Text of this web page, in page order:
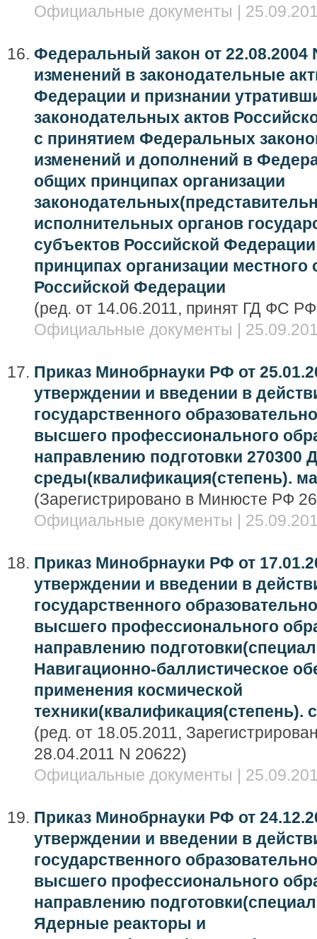
Официальные документы |
Федеральный закон от
изменений в законодательные
Федерации и признании
законодательных актов
с принятием Федеральных
изменений и дополнений в
общих принципах организации
исполнительных органов
субъектов Российской
принципах организации
Российской Федерации
(ред. от 14.06.2011, принят ГД ФС
Официальные документы |
Приказ Минобрнауки РФ от
утверждении и введении в
государственного
высшего профессионального
направлению подготовки 270300
среды(квалификация(степень).
(Зарегистрировано в Минюсте РФ
Официальные документы |
Приказ Минобрнауки РФ от
утверждении и введении в
государственного
высшего профессионального
направлению
Навигационно-баллистическое
применения космической
техники(квалификация(степень).
(ред. от 18.05.2011,
28.04.2011 N 20622)
Официальные документы |
Приказ Минобрнауки РФ от
утверждении и введении в
государственного
высшего профессионального
направлению
Ядерные реакторы и